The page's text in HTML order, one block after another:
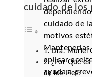
cuidado de
motivos
aplicar
ayuda a
cuidado de los
Dra. Muriel
¿Por Qué
de los Pies?